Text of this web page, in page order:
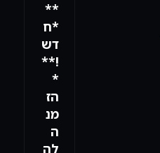
**
*ח
דש
!**
*
הז
מנ
ה
לה